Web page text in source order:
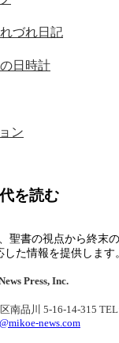
づれ日記
日時計
ン
を読む
聖書の視点から終末
た情報を提供します
Press, Inc.
南品川 5-16-14-315
news.com